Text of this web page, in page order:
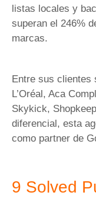
listas locales y
superan el 246%
marcas.
Entre sus clientes
L’Oréal, Aca
Skykick,
diferencial, esta
como partner de
9 Solved